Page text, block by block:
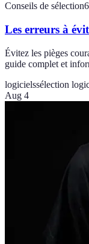
Conseils de sélection6
Les erreurs à
Évitez les pièges
guide complet et
logicielssélection
Aug 4